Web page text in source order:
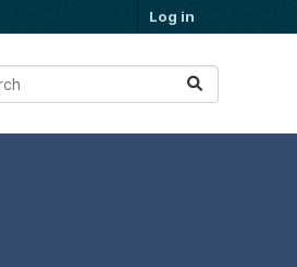
Log in